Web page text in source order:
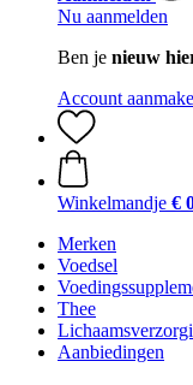
Nu aanmelden
Ben je nieuw
Account
Winkelmandje €
Merken
Voedsel
Thee
Aanbiedingen